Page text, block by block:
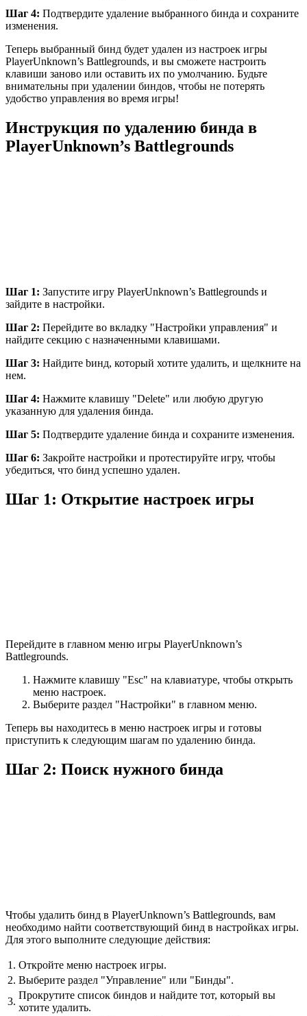
Шаг 4: Подтвердите удаление выбранного бинда и сохраните
изменения.
Теперь выбранный бинд будет удален из настроек игры
PlayerUnknown’s Battlegrounds, и вы сможете настроить
клавиши заново или оставить их по умолчанию. Будьте
внимательны при удалении биндов, чтобы не потерять
удобство управления во время игры!
Инструкция по удалению бинда в
PlayerUnknown’s Battlegrounds
Шаг 1: Запустите игру PlayerUnknown’s Battlegrounds и
зайдите в настройки.
Шаг 2: Перейдите во вкладку "Настройки управления" и
найдите секцию с назначенными клавишами.
Шаг 3: Найдите bинд, который хотите удалить, и щелкните на
нем.
Шаг 4: Нажмите клавишу "Delete" или любую другую
указанную для удаления бинда.
Шаг 5: Подтвердите удаление бинда и сохраните изменения.
Шаг 6: Закройте настройки и протестируйте игру, чтобы
убедиться, что бинд успешно удален.
Шаг 1: Открытие настроек игры
Перейдите в главном меню игры PlayerUnknown’s
Battlegrounds.
Нажмите клавишу "Esc" на клавиатуре, чтобы открыть
меню настроек.
Выберите раздел "Настройки" в главном меню.
Теперь вы находитесь в меню настроек игры и готовы
приступить к следующим шагам по удалению бинда.
Шаг 2: Поиск нужного бинда
Чтобы удалить бинд в PlayerUnknown’s Battlegrounds, вам
необходимо найти соответствующий бинд в настройках игры.
Для этого выполните следующие действия:
1. Откройте меню настроек игры.
2. Выберите раздел "Управление" или "Бинды".
3.
Прокрутите список биндов и найдите тот, который вы
хотите удалить.